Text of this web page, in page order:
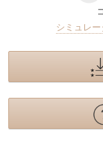
シミュレー